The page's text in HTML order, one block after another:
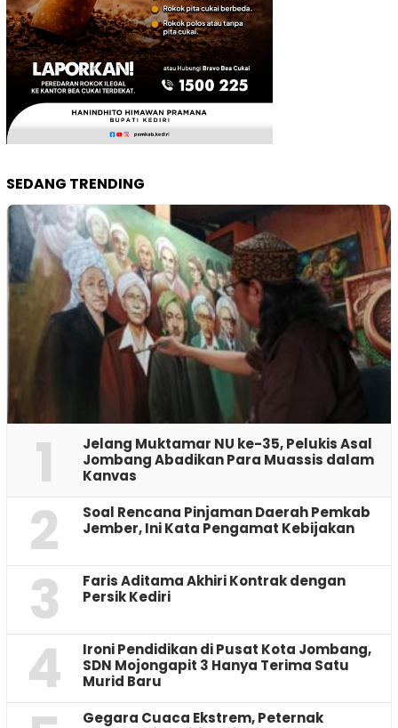
SEDANG TRENDING
1
Jelang Muktamar NU ke-35, Pelukis Asal
Jombang Abadikan Para Muassis dalam
Kanvas
2
‎Soal Rencana Pinjaman Daerah Pemkab
Jember, Ini Kata Pengamat Kebijakan ‎
3
Faris Aditama Akhiri Kontrak dengan
Persik Kediri
4
Ironi Pendidikan di Pusat Kota Jombang,
SDN Mojongapit 3 Hanya Terima Satu
Murid Baru
‎Gegara Cuaca Ekstrem, Peternak